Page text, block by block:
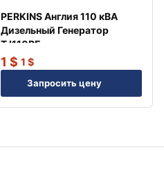
PERKINS Англия 110 кВА
Дизельный Генератор
TJ110PE
1$ 1$
Запросить цену